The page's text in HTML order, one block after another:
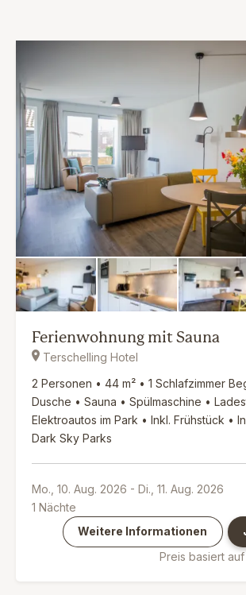
Ferienwohnung mit Sauna
Terschelling Hotel
2 Personen • 44 m² • 1 Schlafzimmer
Dusche • Sauna • Spülmaschine •
Elektroautos im Park • Inkl. Frühstück •
Dark Sky Parks
Mo., 10. Aug. 2026 - Di., 11. Aug. 2026
1 Nächte
Weitere Informationen
Preis basiert